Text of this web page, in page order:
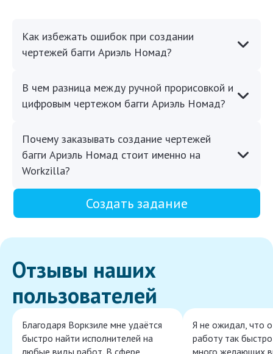
Как избежать ошибок при создании
чертежей багги Ариэль Номад?
В чем разница между ручной прорисовкой и
цифровым чертежом багги Ариэль Номад?
Почему заказывать создание чертежей
багги Ариэль Номад стоит именно на
Workzilla?
Создать задание
Отзывы наших
пользователей
Благодаря Воркзиле мне удаётся
быстро найти исполнителей на
Я не ожидал, что
работу так